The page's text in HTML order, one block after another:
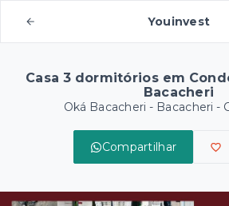
Youinvest
Casa 3 dormitórios em
Bacacheri
Oká Bacacheri - Bacacheri -
Compartilhar